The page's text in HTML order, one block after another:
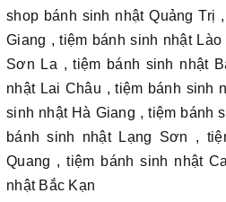
shop bánh sinh nhật Quảng Trị
Giang , tiệm bánh sinh nhật
Sơn La , tiệm bánh sinh nhật
nhật Lai Châu , tiệm bánh sinh
sinh nhật Hà Giang , tiệm bánh
bánh sinh nhật Lạng Sơn ,
Quang , tiệm bánh sinh nhật
nhật Bắc Kạn